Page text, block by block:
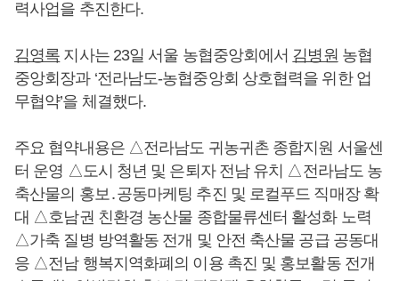
력사업을 추진한다.
김영록 지사는 23일 서울 농협중앙회에서 김병원 농협
중앙회장과 ‘전라남도-농협중앙회 상호협력을 위한 업
무협약’을 체결했다.
주요 협약내용은 △전라남도 귀농귀촌 종합지원 서울센
터 운영 △도시 청년 및 은퇴자 전남 유치 △전라남도 농
축산물의 홍보․공동마케팅 추진 및 로컬푸드 직매장 확
대 △호남권 친환경 농산물 종합물류센터 활성화 노력
△가축 질병 방역활동 전개 및 안전 축산물 공급 공동대
응 △전남 행복지역화폐의 이용 촉진 및 홍보활동 전개